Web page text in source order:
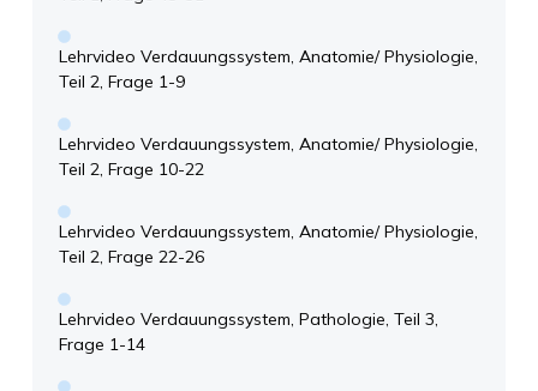
Lehrvideo Verdauungssystem, Anatomie/ Physiologie,
Teil 2, Frage 1-9
Lehrvideo Verdauungssystem, Anatomie/ Physiologie,
Teil 2, Frage 10-22
Lehrvideo Verdauungssystem, Anatomie/ Physiologie,
Teil 2, Frage 22-26
Lehrvideo Verdauungssystem, Pathologie, Teil 3,
Frage 1-14